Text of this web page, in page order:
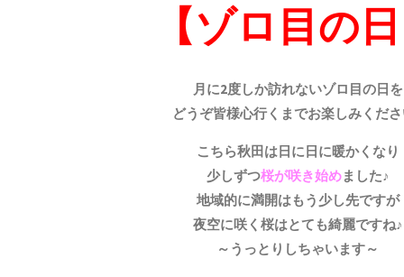
【ゾロ目の
月に2度しか訪れないゾロ目の日を
どうぞ皆様心行くまでお楽しみくだ
こちら秋田は日に日に暖かくなり
少しずつ桜が咲き始めました♪
地域的に満開はもう少し先ですが
夜空に咲く桜はとても綺麗ですね♪
～うっとりしちゃいます～